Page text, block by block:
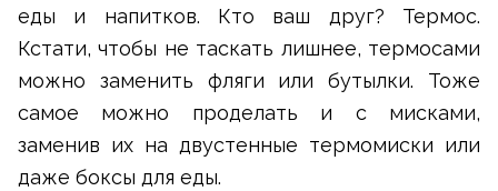
еды и напитков. Кто ваш друг? Термос.
Кстати, чтобы не таскать лишнее, термосами
можно заменить фляги или бутылки. Тоже
самое можно проделать и с мисками,
заменив их на двустенные термомиски или
даже боксы для еды.